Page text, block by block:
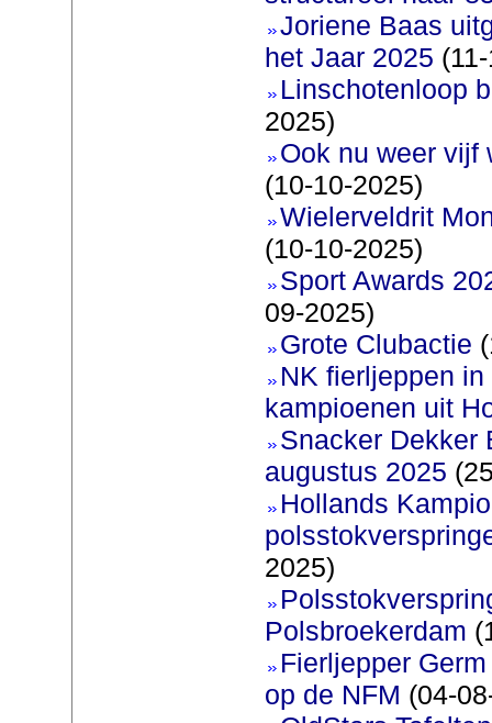
Joriene Baas
het Jaar 2025
Linschotenloop
2025)
Ook nu weer vijf
(10-10-2025)
Wielerveldrit
(10-10-2025)
Sport Awards
09-2025)
Grote Clubactie
NK fierljeppen
kampioenen uit
Snacker Dekker
augustus 2025
Hollands
2025)
Polsbroekerdam
Fierljepper
op de NFM (04-